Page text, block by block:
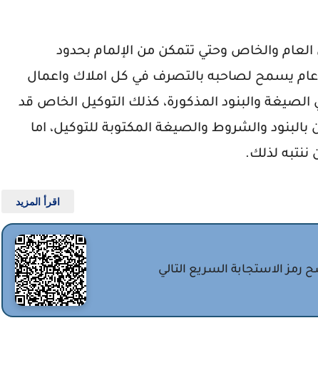
والخاص وحتي تتمكن من الإلمام بحدود
يسمح لصاحبه بالتصرف في كل املاك واعمال
والبنود المذكورة، كذلك التوكيل الخاص قد
والشروط والصيغة المكتوبة للتوكيل، اما
ننتبه لذلك.
اقرأ المزيد
الاستجابة السريع التالي